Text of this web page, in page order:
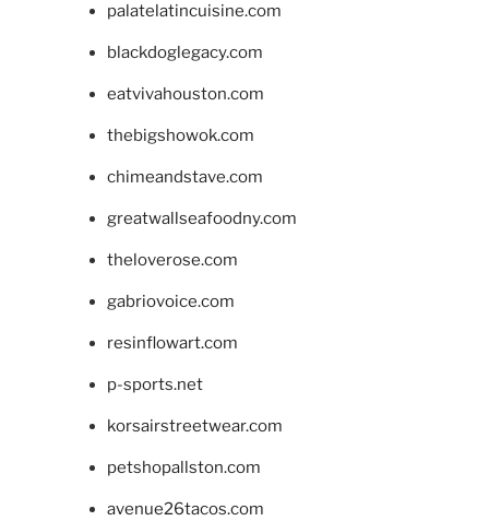
palatelatincuisine.com
blackdoglegacy.com
eatvivahouston.com
thebigshowok.com
chimeandstave.com
greatwallseafoodny.com
theloverose.com
gabriovoice.com
resinflowart.com
p-sports.net
korsairstreetwear.com
petshopallston.com
avenue26tacos.com